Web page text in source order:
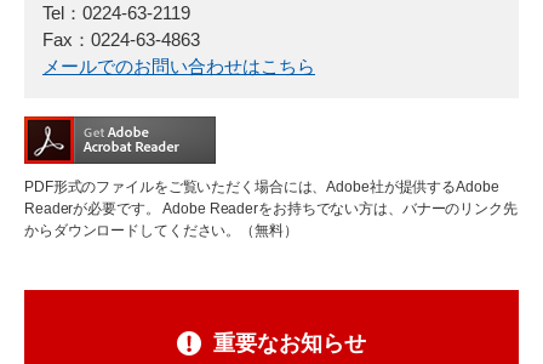
Tel：0224-63-2119
Fax：0224-63-4863
メールでのお問い合わせはこちら
PDF形式のファイルをご覧いただく場合には、Adobe社が提供するAdobe
Readerが必要です。
Adobe Readerをお持ちでない方は、バナーのリンク先
からダウンロードしてください。（無料）
重要なお知らせ